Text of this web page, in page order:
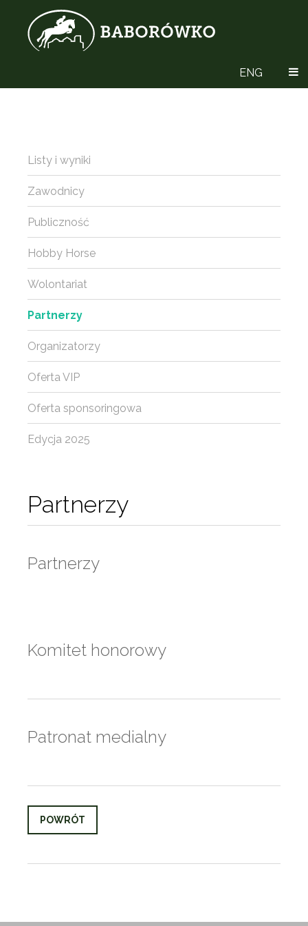
ENG
Partnerzy
Partnerzy
Komitet honorowy
Patronat medialny
POWRÓT
Listy i wyniki
Zawodnicy
Publiczność
Hobby Horse
Wolontariat
Partnerzy
Organizatorzy
Oferta VIP
Oferta sponsoringowa
Edycja 2025